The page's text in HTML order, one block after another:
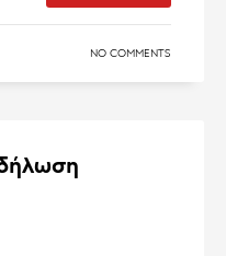
NO COMMENTS